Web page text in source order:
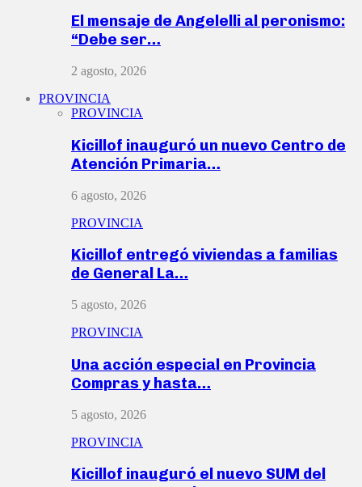
El mensaje de Angelelli al peronismo:
“Debe ser…
2 agosto, 2026
PROVINCIA
PROVINCIA
Kicillof inauguró un nuevo Centro de
Atención Primaria…
6 agosto, 2026
PROVINCIA
Kicillof entregó viviendas a familias
de General La…
5 agosto, 2026
PROVINCIA
Una acción especial en Provincia
Compras y hasta…
5 agosto, 2026
PROVINCIA
Kicillof inauguró el nuevo SUM del